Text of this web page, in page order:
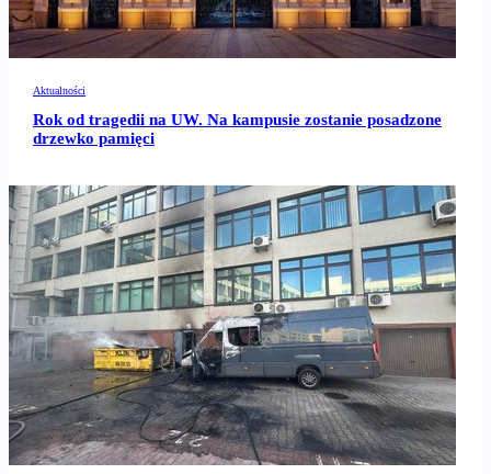
Aktualności
Rok od tragedii na UW. Na kampusie zostanie posadzone
drzewko pamięci